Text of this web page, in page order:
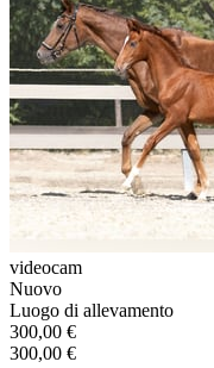
videocam
Nuovo
Luogo di allevamento
300,00 €
300,00 €